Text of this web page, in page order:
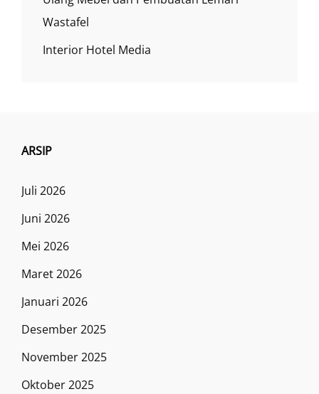
Wastafel
Interior Hotel Media
ARSIP
Juli 2026
Juni 2026
Mei 2026
Maret 2026
Januari 2026
Desember 2025
November 2025
Oktober 2025